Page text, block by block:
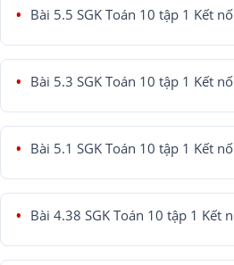
Bài 5.5 SGK Toán 10 tập 1 Kết
Bài 5.3 SGK Toán 10 tập 1 Kết
Bài 5.1 SGK Toán 10 tập 1 Kết
Bài 4.38 SGK Toán 10 tập 1 Kết